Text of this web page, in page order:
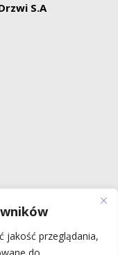
jakość przeglądania,
S.A